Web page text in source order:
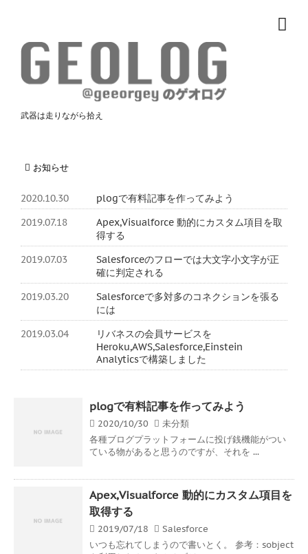
武器は走りながら拾え
お知らせ
2020.10.30
plogで有料記事を作ってみよう
2019.07.18
Apex,Visualforce 動的にカスタム項目を取
得する
2019.07.03
Salesforceのフローでは大文字小文字が正
確に判定される
2019.03.20
Salesforceで多対多のコネクションを張る
には
2019.03.04
リバネスの会員サービスを
Heroku,AWS,Salesforce,Einstein
Analyticsで構築しました
plogで有料記事を作ってみよう
2020/10/30
未分類
各種ブログプラットフォームに投げ銭機能がつい
ている物があると思うのですが、それを ...
Apex,Visualforce 動的にカスタム項目を
取得する
2019/07/18
Salesforce
いつも忘れてしまうので書いとく。 参考：sobject